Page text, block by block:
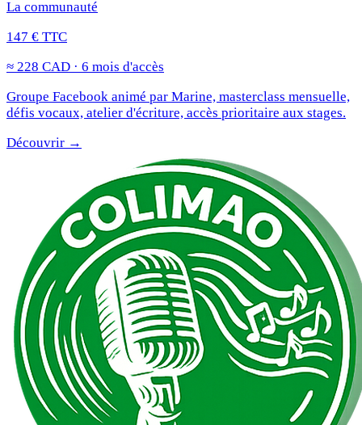
La communauté
147 € TTC
≈ 228 CAD · 6 mois d'accès
Groupe Facebook animé par Marine, masterclass mensuelle,
défis vocaux, atelier d'écriture, accès prioritaire aux stages.
Découvrir →